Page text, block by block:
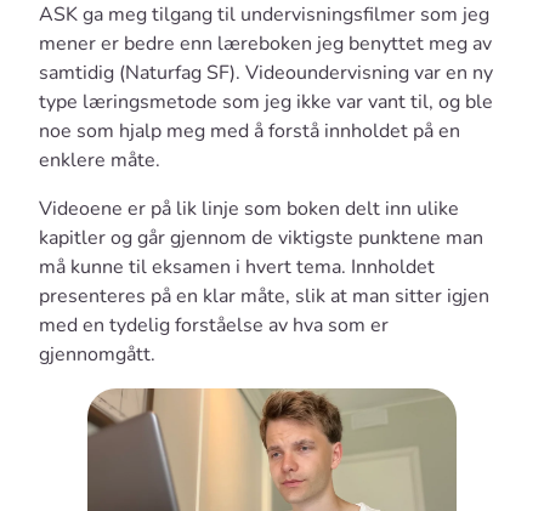
ASK ga meg tilgang til undervisningsfilmer som jeg
mener er bedre enn læreboken jeg benyttet meg av
samtidig (Naturfag SF). Videoundervisning var en ny
type læringsmetode som jeg ikke var vant til, og ble
noe som hjalp meg med å forstå innholdet på en
enklere måte.
Videoene er på lik linje som boken delt inn ulike
kapitler og går gjennom de viktigste punktene man
må kunne til eksamen i hvert tema. Innholdet
presenteres på en klar måte, slik at man sitter igjen
med en tydelig forståelse av hva som er
gjennomgått.